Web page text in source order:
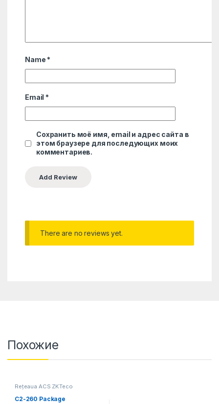
Name *
Email *
Сохранить моё имя, email и адрес сайта в
этом браузере для последующих моих
комментариев.
There are no reviews yet.
Похожие
Rețeaua ACS ZKTeco
C2-260 Package